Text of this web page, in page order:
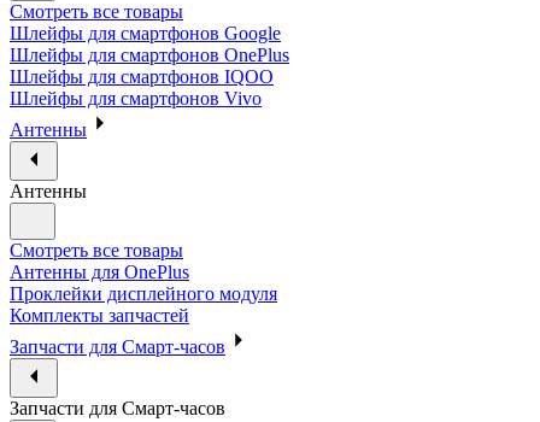
Смотреть все товары
Шлейфы для смартфонов Google
Шлейфы для смартфонов OnePlus
Шлейфы для смартфонов IQOO
Шлейфы для смартфонов Vivo
Антенны
Антенны
Смотреть все товары
Антенны для OnePlus
Проклейки дисплейного модуля
Комплекты запчастей
Запчасти для Смарт-часов
Запчасти для Смарт-часов